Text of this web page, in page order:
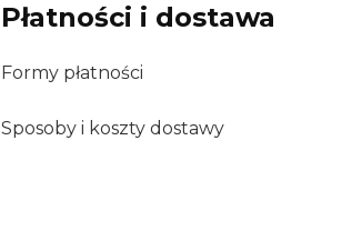
Płatności i dostawa
Formy płatności
Sposoby i koszty dostawy